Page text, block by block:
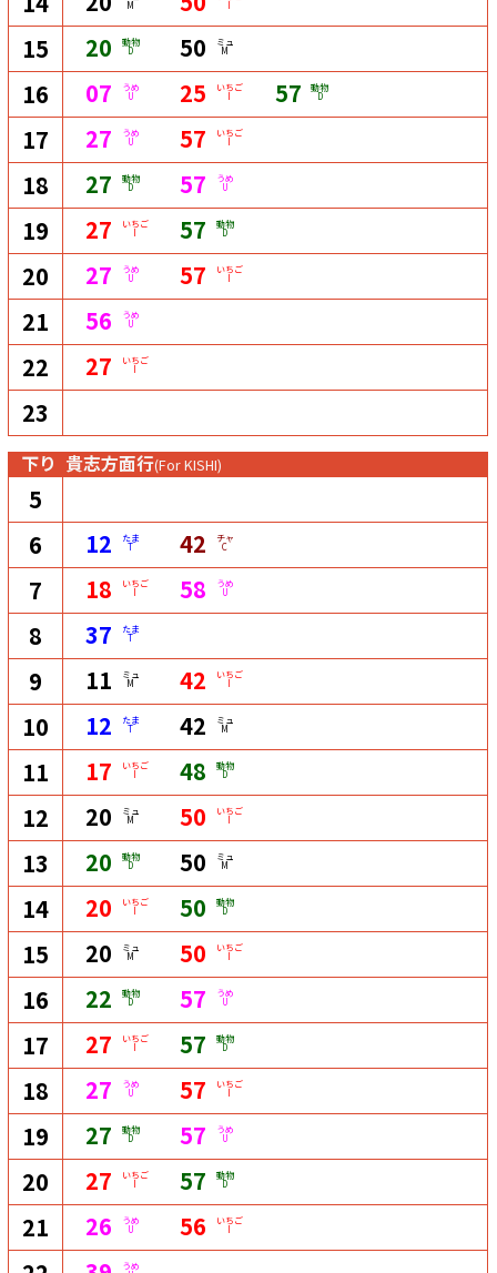
M I
15 20 動物
D 50 ミュ
M
16 07 うめ
U 25 いちご
I 57 動物
D
17 27 うめ
U 57 いちご
I
18 27 動物
D 57 うめ
U
19 27 いちご
I 57 動物
D
20 27 うめ
U 57 いちご
I
21 56 うめ
U
22 27 いちご
I
23
下り 貴志方面行(For KISHI)
5
6
12 たま
T 42 チャ
C
7 18 いちご
I 58 うめ
U
8 37 たま
T
9 11 ミュ
M 42 いちご
I
10 12 たま
T 42 ミュ
M
11 17 いちご
I 48 動物
D
12 20 ミュ
M 50 いちご
I
13 20 動物
D 50 ミュ
M
14 20 いちご
I 50 動物
D
15 20 ミュ
M 50 いちご
I
16 22 動物
D 57 うめ
U
17 27 いちご
I 57 動物
D
18 27 うめ
U 57 いちご
I
19 27 動物
D 57 うめ
U
20 27 いちご
I 57 動物
D
21 26 うめ
U 56 いちご
I
うめ